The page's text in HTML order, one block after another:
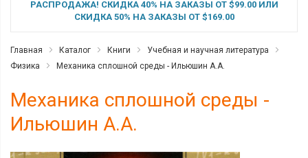
РАСПРОДАЖА! СКИДКА 40% НА ЗАКАЗЫ ОТ $99.00 ИЛИ
СКИДКА 50% НА ЗАКАЗЫ ОТ $169.00
Главная Каталог Книги
Учебная и научная литература
Физика
Механика сплошной среды - Ильюшин А.А.
Механика сплошной среды -
Ильюшин А.А.